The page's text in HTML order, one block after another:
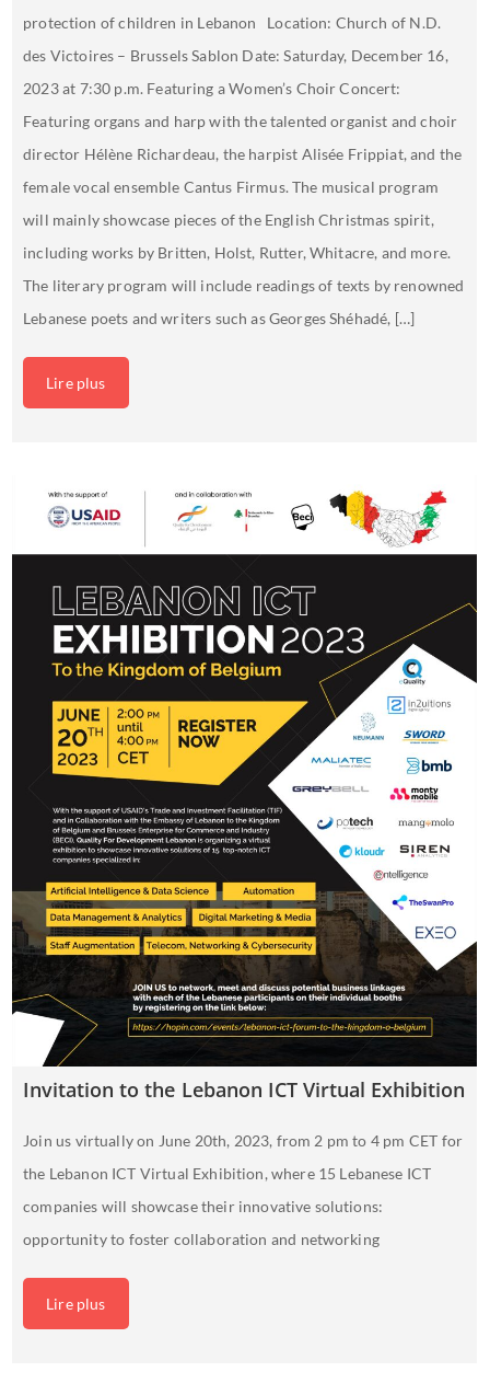
protection of children in Lebanon Location: Church of N.D.
des Victoires – Brussels Sablon Date: Saturday, December 16,
2023 at 7:30 p.m. Featuring a Women’s Choir Concert:
Featuring organs and harp with the talented organist and choir
director Hélène Richardeau, the harpist Alisée Frippiat, and the
female vocal ensemble Cantus Firmus. The musical program
will mainly showcase pieces of the English Christmas spirit,
including works by Britten, Holst, Rutter, Whitacre, and more.
The literary program will include readings of texts by renowned
Lebanese poets and writers such as Georges Shéhadé, […]
Lire plus
Invitation to the Lebanon ICT Virtual Exhibition
Join us virtually on June 20th, 2023, from 2 pm to 4 pm CET for
the Lebanon ICT Virtual Exhibition, where 15 Lebanese ICT
companies will showcase their innovative solutions:
opportunity to foster collaboration and networking
Lire plus